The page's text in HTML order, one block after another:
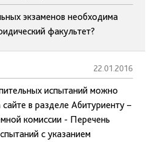
экзаменов необходима
факультет?
22.01.2016
испытаний можно
в разделе Абитуриенту –
комиссии - Перечень
с указанием